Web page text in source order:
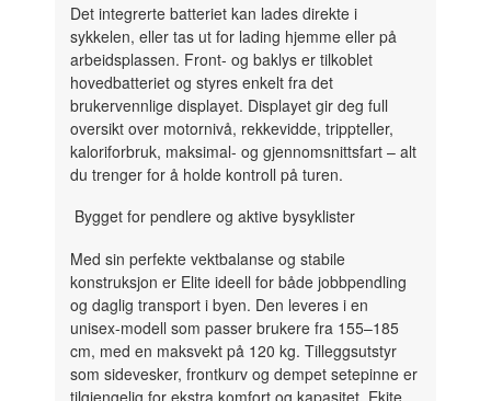
Det integrerte batteriet kan lades direkte i
sykkelen, eller tas ut for lading hjemme eller på
arbeidsplassen. Front- og baklys er tilkoblet
hovedbatteriet og styres enkelt fra det
brukervennlige displayet. Displayet gir deg full
oversikt over motornivå, rekkevidde, trippteller,
kaloriforbruk, maksimal- og gjennomsnittsfart – alt
du trenger for å holde kontroll på turen.
Bygget for pendlere og aktive bysyklister
Med sin perfekte vektbalanse og stabile
konstruksjon er Elite ideell for både jobbpendling
og daglig transport i byen. Den leveres i en
unisex-modell som passer brukere fra 155–185
cm, med en maksvekt på 120 kg. Tilleggsutstyr
som sidevesker, frontkurv og dempet setepinne er
tilgjengelig for ekstra komfort og kapasitet. Ekite